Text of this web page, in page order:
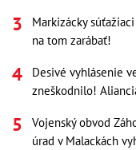
Markizácky
na tom zarábať!
Desivé vyhlásenie
zneškodnilo!
Vojenský obvod
úrad v Malackách